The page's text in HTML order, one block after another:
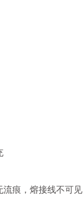
流痕，熔接线不可见